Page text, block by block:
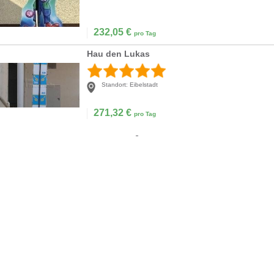
232,05 € pro Tag
Hau den Lukas
Standort: Eibelstadt
271,32 € pro Tag